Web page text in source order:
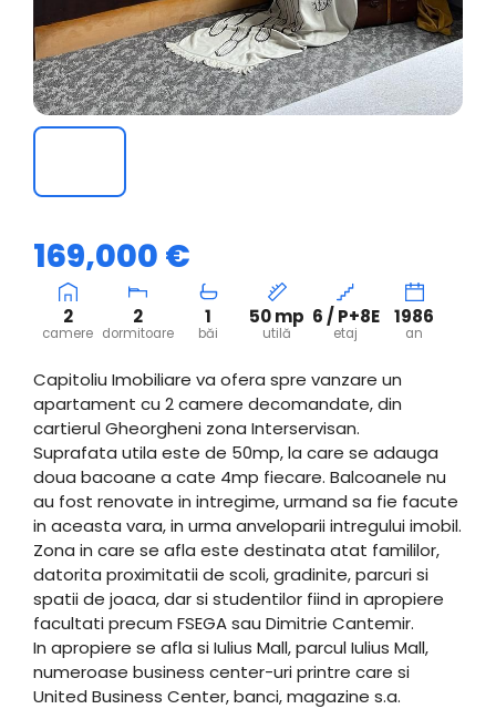
169,000 €
2
camere
2
dormitoare
1
băi
50 mp
utilă
6 / P+8E
etaj
1986
an
Capitoliu Imobiliare va ofera spre vanzare un
apartament cu 2 camere decomandate, din
cartierul Gheorgheni zona Interservisan.
Suprafata utila este de 50mp, la care se adauga
doua bacoane a cate 4mp fiecare. Balcoanele nu
au fost renovate in intregime, urmand sa fie facute
in aceasta vara, in urma anveloparii intregului imobil.
Zona in care se afla este destinata atat famililor,
datorita proximitatii de scoli, gradinite, parcuri si
spatii de joaca, dar si studentilor fiind in apropiere
facultati precum FSEGA sau Dimitrie Cantemir.
In apropiere se afla si Iulius Mall, parcul Iulius Mall,
numeroase business center-uri printre care si
United Business Center, banci, magazine s.a.